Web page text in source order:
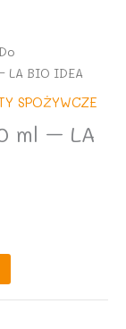
Do
LA BIO IDEA
SPOŻYWCZE
ml – LA